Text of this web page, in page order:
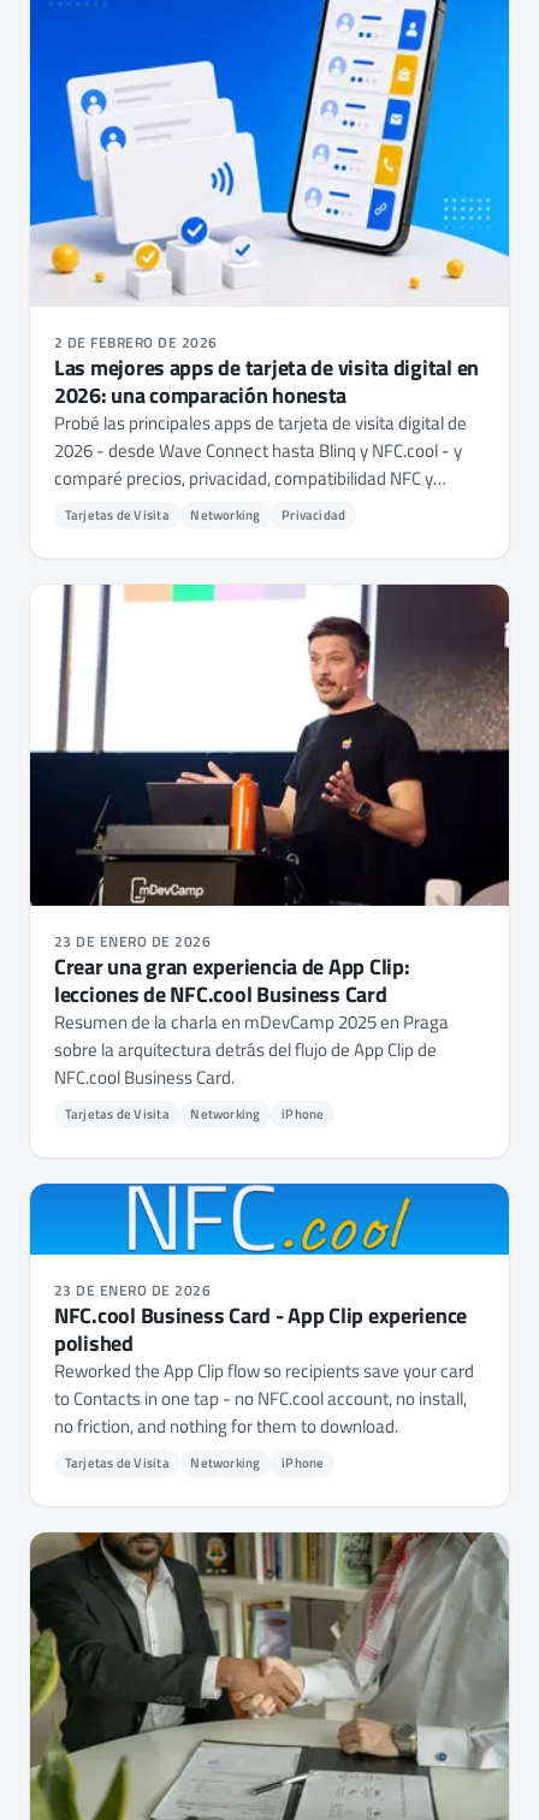
2 DE FEBRERO DE 2026
Las mejores apps de tarjeta de visita digital en
2026: una comparación honesta
Probé las principales apps de tarjeta de visita digital de
2026 - desde Wave Connect hasta Blinq y NFC.cool - y
comparé precios, privacidad, compatibilidad NFC y
funciones. Esto es lo que encontré.
Tarjetas de Visita Networking Privacidad
23 DE ENERO DE 2026
Crear una gran experiencia de App Clip:
lecciones de NFC.cool Business Card
Resumen de la charla en mDevCamp 2025 en Praga
sobre la arquitectura detrás del flujo de App Clip de
NFC.cool Business Card.
Tarjetas de Visita Networking iPhone
23 DE ENERO DE 2026
NFC.cool Business Card - App Clip experience
polished
Reworked the App Clip flow so recipients save your card
to Contacts in one tap - no NFC.cool account, no install,
no friction, and nothing for them to download.
Tarjetas de Visita Networking iPhone